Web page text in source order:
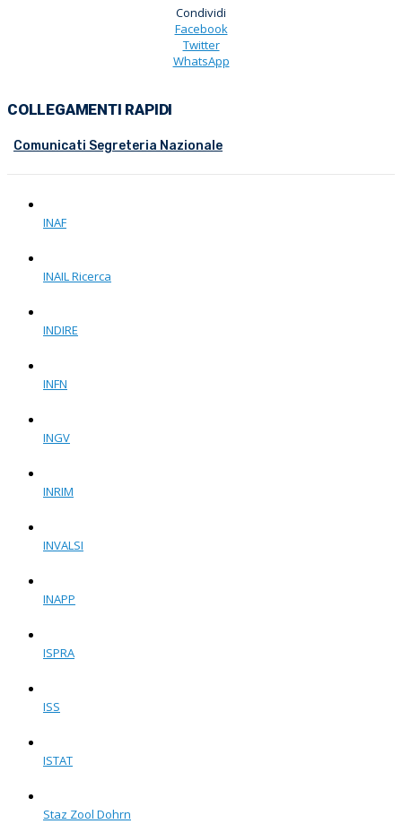
Condividi
Facebook
Twitter
WhatsApp
COLLEGAMENTI RAPIDI
Comunicati Segreteria Nazionale
INAF
INAIL Ricerca
INDIRE
INFN
INGV
INRIM
INVALSI
INAPP
ISPRA
ISS
ISTAT
Staz Zool Dohrn